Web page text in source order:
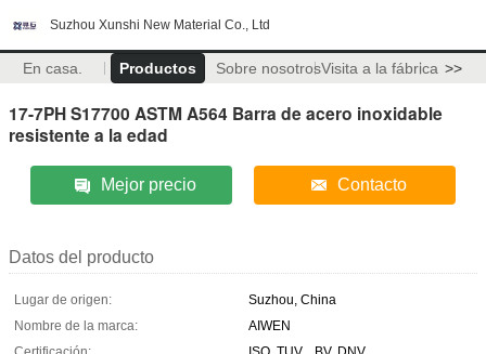
Suzhou Xunshi New Material Co., Ltd
En casa. Productos Sobre nosotrosVisita a la fábrica >>
17-7PH S17700 ASTM A564 Barra de acero inoxidable
resistente a la edad
Mejor precio Contacto
Datos del producto
Lugar de origen:
Suzhou, China
Nombre de la marca:
AIWEN